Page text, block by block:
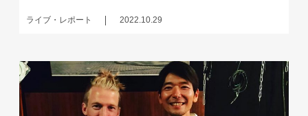
ライブ・レポート 2022.10.29